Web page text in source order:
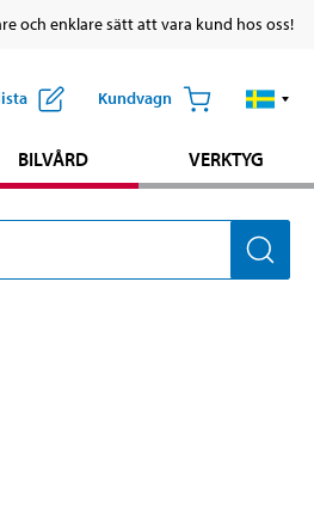
och enklare sätt att vara kund hos oss!
Kundvagn
BILVÅRD VERKTYG